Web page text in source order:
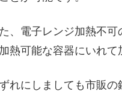
、電子レンジ加熱不
熱可能な容器にいれて
れにしましても市販